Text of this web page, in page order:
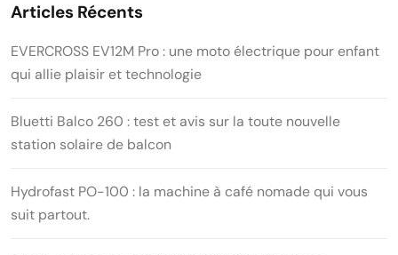
Articles Récents
EVERCROSS EV12M Pro : une moto électrique pour enfant
qui allie plaisir et technologie
Bluetti Balco 260 : test et avis sur la toute nouvelle
station solaire de balcon
Hydrofast PO-100 : la machine à café nomade qui vous
suit partout.